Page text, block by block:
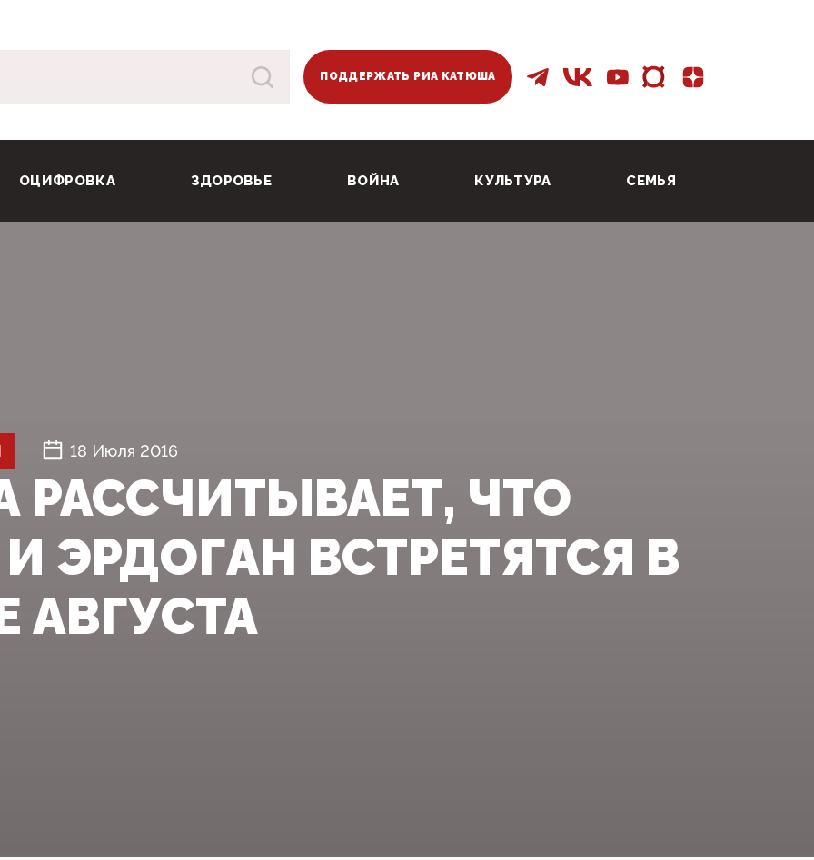
ПОДДЕРЖАТЬ РИА КАТЮША
ОЦИФРОВКА ЗДОРОВЬЕ ВОЙНА КУЛЬТУРА СЕМЬЯ
18 Июля 2016
РАССЧИТЫВАЕТ, ЧТО
ЭРДОГАН ВСТРЕТЯТСЯ В
АВГУСТА